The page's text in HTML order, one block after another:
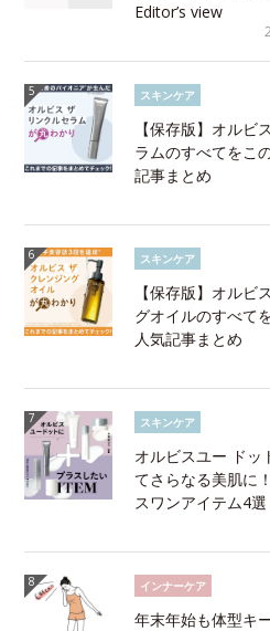
Editor’s view
スキンケア
【保存版】オルビ
ラムのすべてをこ
記事まとめ
スキンケア
【保存版】オルビ
グオイルのすべて
人気記事まとめ
スキンケア
オルビスユー ドッ
てさらなる美肌に
スワンアイテム4選
インナーケア
年末年始も体型キ